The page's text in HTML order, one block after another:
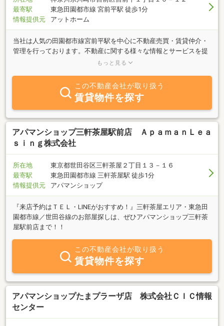
最寄駅
東急田園都市線 宮前平駅 徒歩1分
情報提供元
アットホーム
当社は人気の田園都市線宮前平駅を中心に不動産売買・賃貸仲介・
管理を行っております。不動産に関する様々な情報とサービスを提
供するのが私たちの仕事です。その業務を通して「お客様に期待を
快適で素敵な生活空間を提供できますよう日々頑張っております。
不動産の事は是非とも当社にお任せくださいませ。
もっと見る
この不動産会社が取り扱う
賃貸物件を探す
アパマンショップ三軒茶屋駅前店 ＡｐａｍａｎＬｅａ
ｓｉｎｇ株式会社
所在地
東京都世田谷区三軒茶屋２丁目１３－１６
最寄駅
東急田園都市線 三軒茶屋駅 徒歩1分
情報提供元
アパマンショップ
『来店予約はＴＥＬ・LINEがおすすめ！』三軒茶屋エリア・東急田
園都市線／世田谷線のお部屋探しは、ぜひアパマンショップ三軒茶
屋駅前店まで！！
この不動産会社が取り扱う
賃貸物件を探す
アパマンショップたまプラーザ店 株式会社ＣＩＣ情報
センター